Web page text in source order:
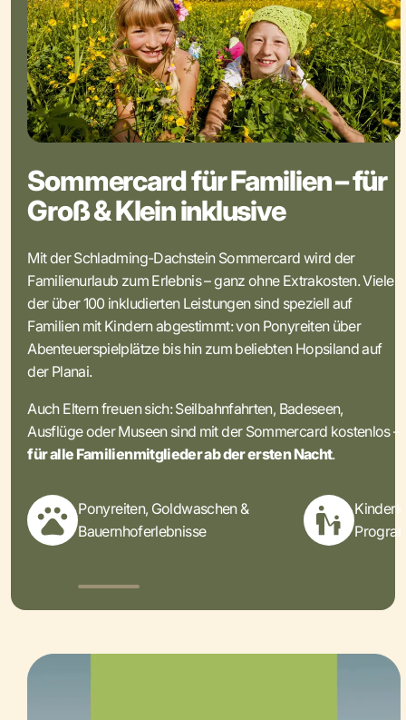
Sommercard für Familien – für
Groß & Klein inklusive
Mit der Schladming-Dachstein Sommercard wird der
Familienurlaub zum Erlebnis – ganz ohne Extrakosten. Viele
der über 100 inkludierten Leistungen sind speziell auf
Familien mit Kindern abgestimmt: von Ponyreiten über
Abenteuerspielplätze bis hin zum beliebten Hopsiland auf
der Planai.
Auch Eltern freuen sich: Seilbahnfahrten, Badeseen,
Ausflüge oder Museen sind mit der Sommercard kostenlos –
für alle Familienmitglieder ab der ersten Nacht.
Ponyreiten, Goldwaschen &
Bauernhoferlebnisse